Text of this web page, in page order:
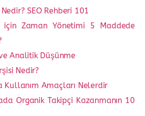
SEO Rehberi 101
için Zaman Yönetimi 5 Maddede
Analitik Düşünme
Nedir?
Kullanım Amaçları Nelerdir
Organik Takipçi Kazanmanın 10